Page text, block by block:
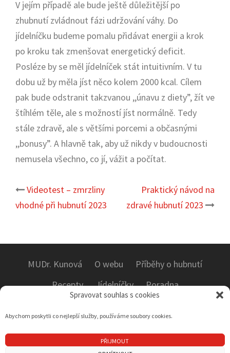
Spravovat souhlas s cookies
Abychom poskytli co nejlepší služby, používáme soubory cookies.
PŘIJMOUT
V jejím případě ale bude ještě důležitější po
zhubnutí zvládnout fázi udržování váhy. Do
jídelníčku budeme pomalu přidávat energii a krok
po kroku tak zmenšovat energetický deficit.
Posléze by se měl jídelníček stát intuitivním. V tu
dobu už by měla jíst něco kolem 2000 kcal. Cílem
pak bude odstranit takzvanou ,,únavu z diety”, žít ve
štíhlém těle, ale s možností jíst normálně. Tedy
stále zdravě, ale s většími porcemi a občasnými
,,bonusy”. A hlavně tak, aby už nikdy v budoucnosti
nemusela všechno, co jí, vážit a počítat.
Post
navigation
Videotest – zmrzliny
vhodné při hubnutí 2023
Praktický návod na
zdravé hubnutí 2023
MUDr. Kunová O webu
Příběhy o hubnutí
Recepty
Jídelníčky
Poradna
Copyright © MUDr. Václava Kunová | Obsah na těchto